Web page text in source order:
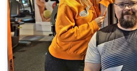
flexiblen Öffnungszeiten und die
eine Physiotherapeutin nach meinen
Ich finde das Konzpet super – es ist auf
wird regelmäßg überprüft und angepasst.